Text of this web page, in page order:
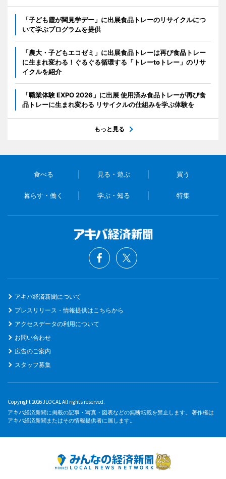
「子ども霞が関見学デー」に出展食品トレーのリサイクルにつ
いて学ぶプログラムを提供
「農大・子どもエコゼミ」に出展食品トレーは再び食品トレー
に生まれ変わる！ぐるぐる循環する「トレーtoトレー」のリサ
イクルを紹介
「職業体験 EXPO 2026」に出展 使用済み食品トレーが再び食
品トレーに生まれ変わる リサイクルの仕組みを学ぶ体験を
もっと見る
食べる 見る・遊ぶ 買う
暮らす・働く 学ぶ・知る 特集
アキバ経済新聞について
プレスリリース・情報提供はこちらから
アクセスデータの利用について
お問い合わせ
広告のご案内
スタッフ募集
Copyright 2026 JLOCAL All rights reserved.
アキバ経済新聞に掲載の記事・写真・図表などの無断転載を禁止します。 著作権は
アキバ経済新聞またはその情報提供者に属します。